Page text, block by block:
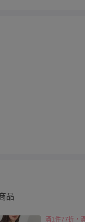
品
滿1件77折，